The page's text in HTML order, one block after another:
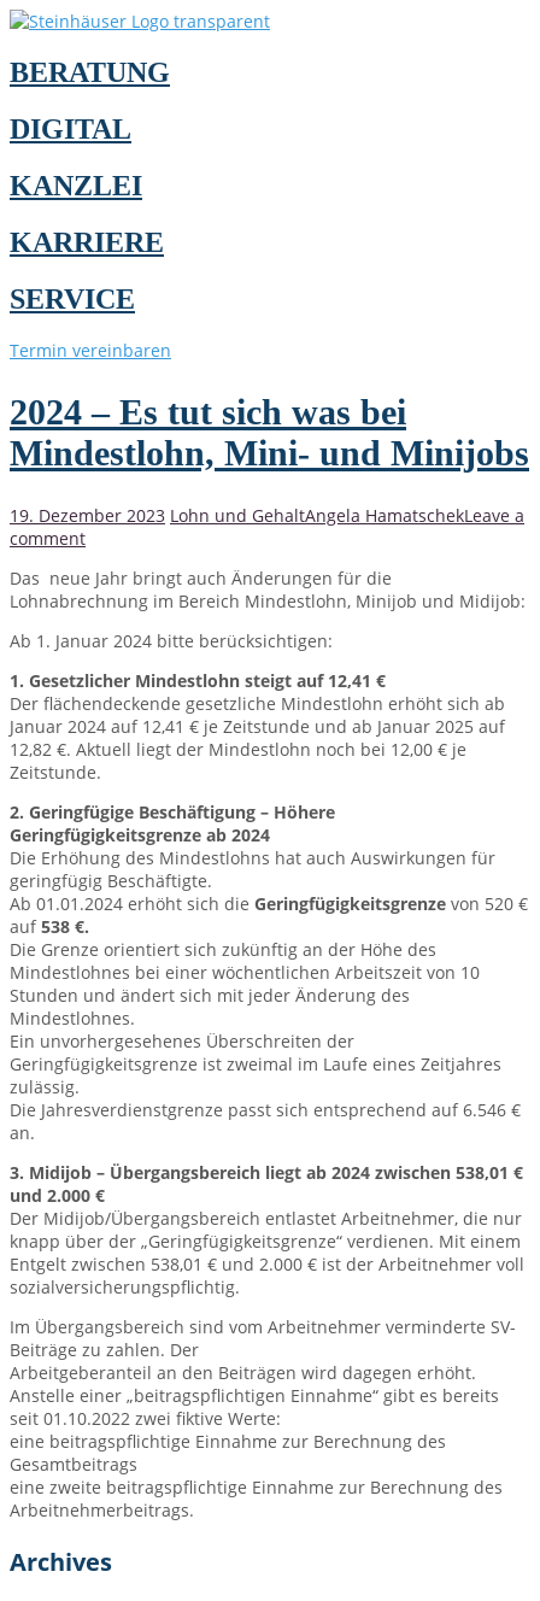
BERATUNG
DIGITAL
KANZLEI
KARRIERE
SERVICE
Termin vereinbaren
2024 – Es tut sich was bei
Mindestlohn, Mini- und Minijobs
19. Dezember 2023 Lohn und GehaltAngela HamatschekLeave a
comment
Das neue Jahr bringt auch Änderungen für die
Lohnabrechnung im Bereich Mindestlohn, Minijob und Midijob:
Ab 1. Januar 2024 bitte berücksichtigen:
1. Gesetzlicher Mindestlohn steigt auf 12,41 €
Der flächendeckende gesetzliche Mindestlohn erhöht sich ab
Januar 2024 auf 12,41 € je Zeitstunde und ab Januar 2025 auf
12,82 €. Aktuell liegt der Mindestlohn noch bei 12,00 € je
Zeitstunde.
2. Geringfügige Beschäftigung – Höhere
Geringfügigkeitsgrenze ab 2024
Die Erhöhung des Mindestlohns hat auch Auswirkungen für
geringfügig Beschäftigte.
Ab 01.01.2024 erhöht sich die Geringfügigkeitsgrenze von 520 €
auf538 €.
Die Grenze orientiert sich zukünftig an der Höhe des
Mindestlohnes bei einer wöchentlichen Arbeitszeit von 10
Stunden und ändert sich mit jeder Änderung des
Mindestlohnes.
Ein unvorhergesehenes Überschreiten der
Geringfügigkeitsgrenze ist zweimal im Laufe eines Zeitjahres
zulässig.
Die Jahresverdienstgrenze passt sich entsprechend auf 6.546 €
an.
3. Midijob – Übergangsbereich liegt ab 2024 zwischen 538,01 €
und 2.000 €
Der Midijob/Übergangsbereich entlastet Arbeitnehmer, die nur
knapp über der „Geringfügigkeitsgrenze“ verdienen. Mit einem
Entgelt zwischen 538,01 € und 2.000 € ist der Arbeitnehmer voll
sozialversicherungspflichtig.
Im Übergangsbereich sind vom Arbeitnehmer verminderte SV-
Beiträge zu zahlen. Der
Arbeitgeberanteil an den Beiträgen wird dagegen erhöht.
Anstelle einer „beitragspflichtigen Einnahme“ gibt es bereits
seit 01.10.2022 zwei fiktive Werte:
eine beitragspflichtige Einnahme zur Berechnung des
Gesamtbeitrags
eine zweite beitragspflichtige Einnahme zur Berechnung des
Arbeitnehmerbeitrags.
Archives